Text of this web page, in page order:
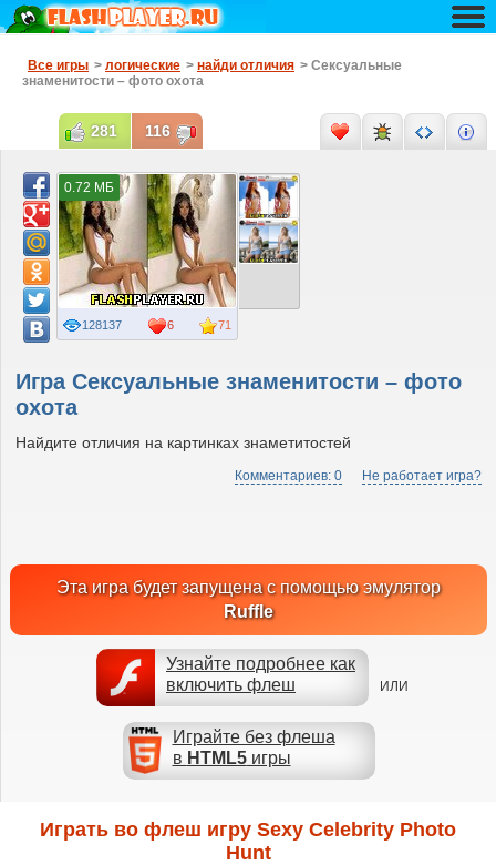
Все игры > логические > найди отличия > Сексуальные
знаменитости – фото охота
Игра Сексуальные знаменитости – фото
охота
Найдите отличия на картинках знаметитостей
Комментариев: 0 Не работает игра?
Эта игра будет запущена с помощью эмулятор
Ruffle
Узнайте подробнее как
включить флеш
ИЛИ
Играйте без флеша
в HTML5игры
71
128137 6
0.72 МБ
281 116
Играть во флеш игру Sexy Celebrity Photo
Hunt